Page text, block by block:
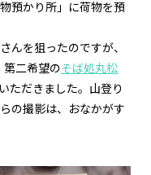
預かり所」に荷物を預
んを狙ったのですが、
二希望のそば処丸松
ただきました。山登り
の撮影は、おなかがす